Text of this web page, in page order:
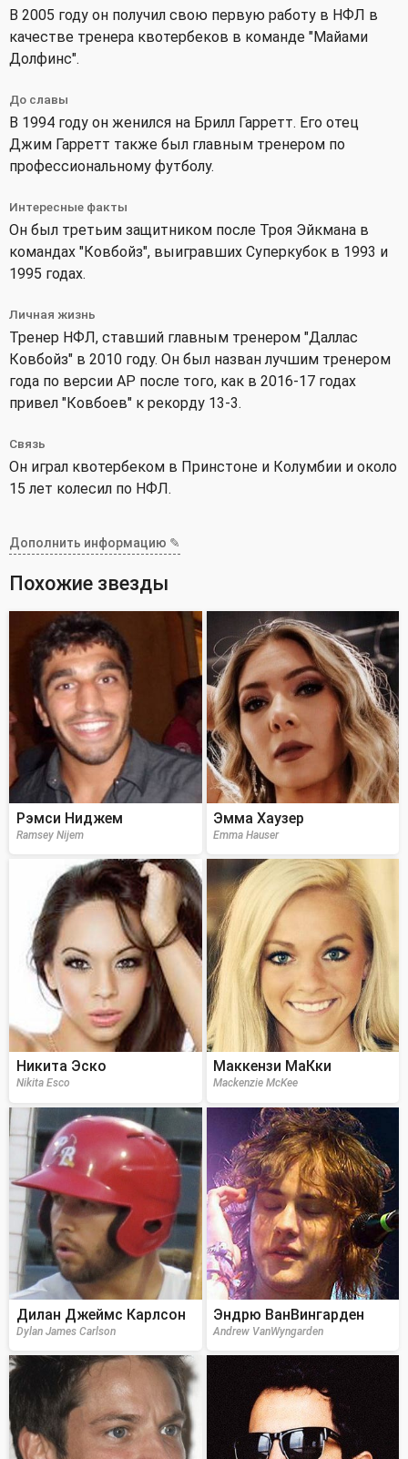
В 2005 году он получил свою первую работу в НФЛ в
качестве тренера квотербеков в команде "Майами
Долфинс".
До славы
В 1994 году он женился на Брилл Гарретт. Его отец
Джим Гарретт также был главным тренером по
профессиональному футболу.
Интересные факты
Он был третьим защитником после Троя Эйкмана в
командах "Ковбойз", выигравших Суперкубок в 1993 и
1995 годах.
Личная жизнь
Тренер НФЛ, ставший главным тренером "Даллас
Ковбойз" в 2010 году. Он был назван лучшим тренером
года по версии AP после того, как в 2016-17 годах
привел "Ковбоев" к рекорду 13-3.
Связь
Он играл квотербеком в Принстоне и Колумбии и около
15 лет колесил по НФЛ.
Дополнить информацию ✎
Похожие звезды
Рэмси Ниджем
Ramsey Nijem
Эмма Хаузер
Emma Hauser
Никита Эско
Nikita Esco
Маккензи МаКки
Mackenzie McKee
Дилан Джеймс Карлсон
Dylan James Carlson
Эндрю ВанВингарден
Andrew VanWyngarden